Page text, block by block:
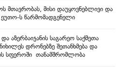
მთავრობას, მისი დაუყოვნებლივი და
ს წარმომადგენელი
აზერბაიჯანის საგარეო საქმეთა
დრონებზე შეთანხმება და
სფეროში თანამშრომლობა